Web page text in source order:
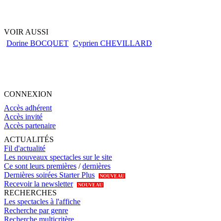
VOIR AUSSI
Dorine BOCQUET Cyprien CHEVILLARD
CONNEXION
Accès adhérent
Accès invité
Accès partenaire
ACTUALITÉS
Fil d'actualité
Les nouveaux spectacles sur le site
Ce sont leurs premières /dernières
Dernières soirées Starter Plus
NOUVEAU
Recevoir la newsletter NOUVEAU
RECHERCHES
Les spectacles à l'affiche
Recherche par genre